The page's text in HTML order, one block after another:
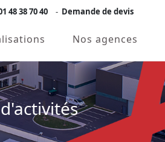
48 38 70 40 - Demande de devis
Nos agences